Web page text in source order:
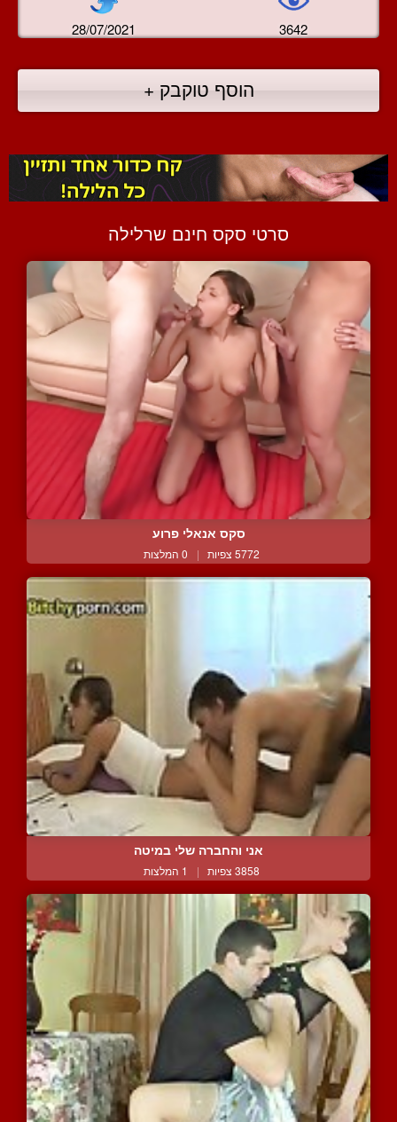
28/07/2021 3642
הוסף טוקבק +
סרטי סקס חינם שרלילה
סקס אנאלי פרוע
5772 צפיות | 0 המלצות
אני והחברה שלי במיטה
3858 צפיות | 1 המלצות